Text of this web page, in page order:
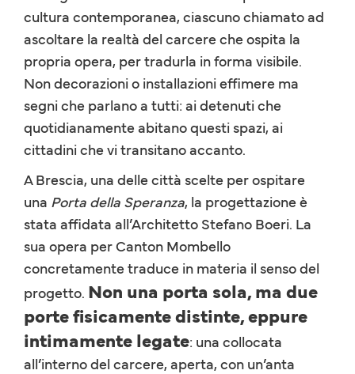
cultura contemporanea, ciascuno chiamato ad
ascoltare la realtà del carcere che ospita la
propria opera, per tradurla in forma visibile.
Non decorazioni o installazioni effimere ma
segni che parlano a tutti: ai detenuti che
quotidianamente abitano questi spazi, ai
cittadini che vi transitano accanto.
A Brescia, una delle città scelte per ospitare
una Porta della Speranza, la progettazione è
stata affidata all’Architetto Stefano Boeri. La
sua opera per Canton Mombello
concretamente traduce in materia il senso del
progetto. Non una porta sola, ma due
porte fisicamente distinte, eppure
intimamente legate: una collocata
all’interno del carcere, aperta, con un’anta